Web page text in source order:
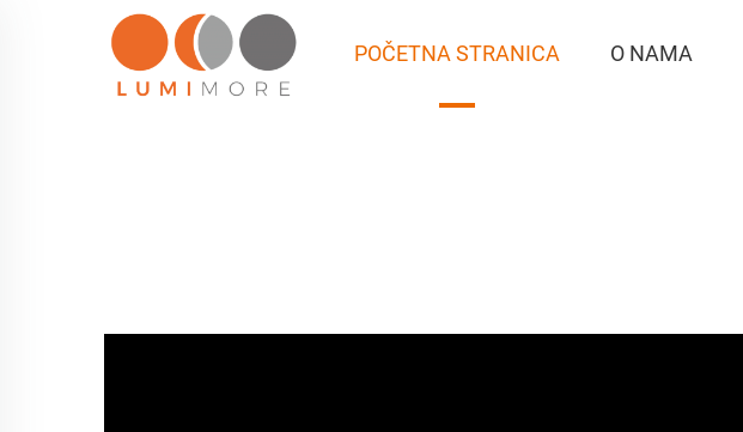
POČETNA STRANICA O NAMA